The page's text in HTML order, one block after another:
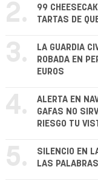
2.
99
TARTAS DE
3.
LA GUARDIA
ROBADA EN
EUROS
4.
ALERTA EN
GAFAS NO
RIESGO TU
5.
SILENCIO EN
LAS